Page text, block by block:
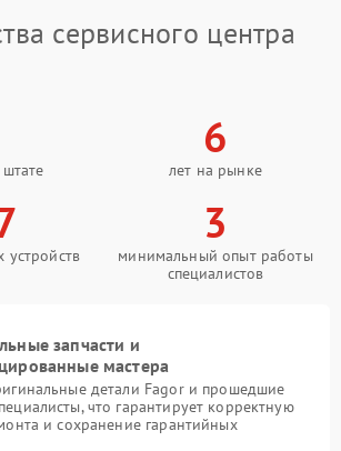
сервисного центра
6
лет на рынке
3
минимальный опыт работы
специалистов
запчасти и
мастера
детали Fagor и прошедшие
что гарантирует корректную
и сохранение гарантийных